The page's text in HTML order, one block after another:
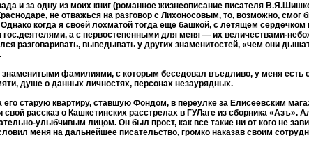
и за одну из моих книг (романное жизнеописание писателя
не отважься на разговор с Лихоносовым, то, возможно,
когда я своей лохматой тогда ещё башкой, с летящем
а с первостепенными для меня — их величествами-
разговаривать, выведывать у других знаменитостей, «чем они
знаменитыми фамилиями, с которым беседовал въедливо, у меня
душе о данных личностях, персонах незаурядных.
старую квартиру, ставшую Фондом, в переулке за Елисеевским
рассказ о Кашкетинских расстрелах в ГУЛаге из сборника
улыбчивым лицом. Он был прост, как все такие ни от кого не
меня на дальнейшее писательство, громко наказав своим